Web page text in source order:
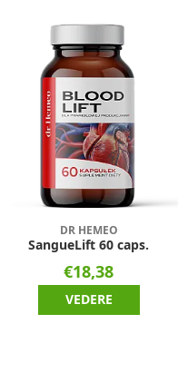
DR HEMEO
SangueLift 60 caps.
€18,38
VEDERE